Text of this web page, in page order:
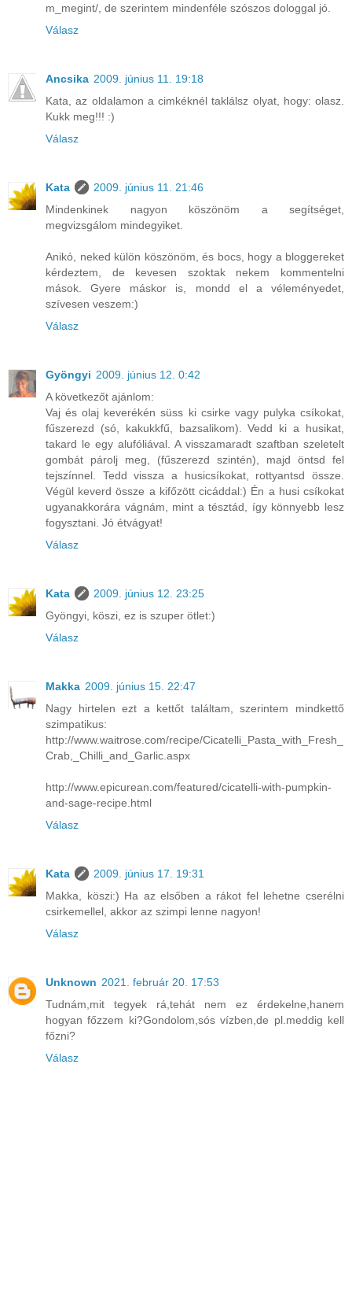
m_megint/, de szerintem mindenféle szószos dologgal jó.
Válasz
Ancsika 2009. június 11. 19:18
Kata, az oldalamon a cimkéknél taklálsz olyat, hogy: olasz.
Kukk meg!!! :)
Válasz
Kata
2009. június 11. 21:46
Mindenkinek nagyon köszönöm a segítséget,
megvizsgálom mindegyiket.
Anikó, neked külön köszönöm, és bocs, hogy a bloggereket
kérdeztem, de kevesen szoktak nekem kommentelni
mások. Gyere máskor is, mondd el a véleményedet,
szívesen veszem:)
Válasz
Gyöngyi 2009. június 12. 0:42
A következőt ajánlom:
Vaj és olaj keverékén süss ki csirke vagy pulyka csíkokat,
fűszerezd (só, kakukkfű, bazsalikom). Vedd ki a husikat,
takard le egy alufóliával. A visszamaradt szaftban szeletelt
gombát párolj meg, (fűszerezd szintén), majd öntsd fel
tejszínnel. Tedd vissza a husicsíkokat, rottyantsd össze.
Végül keverd össze a kifőzött cicáddal:) Én a husi csíkokat
ugyanakkorára vágnám, mint a tésztád, így könnyebb lesz
fogysztani. Jó étvágyat!
Válasz
Kata
2009. június 12. 23:25
Gyöngyi, köszi, ez is szuper ötlet:)
Válasz
Makka 2009. június 15. 22:47
Nagy hirtelen ezt a kettőt találtam, szerintem mindkettő
szimpatikus:
http://www.waitrose.com/recipe/Cicatelli_Pasta_with_Fresh_
Crab,_Chilli_and_Garlic.aspx
http://www.epicurean.com/featured/cicatelli-with-pumpkin-
and-sage-recipe.html
Válasz
Kata
2009. június 17. 19:31
Makka, köszi:) Ha az elsőben a rákot fel lehetne cserélni
csirkemellel, akkor az szimpi lenne nagyon!
Válasz
Unknown 2021. február 20. 17:53
Tudnám,mit tegyek rá,tehát nem ez érdekelne,hanem
hogyan főzzem ki?Gondolom,sós vízben,de pl.meddig kell
főzni?
Válasz